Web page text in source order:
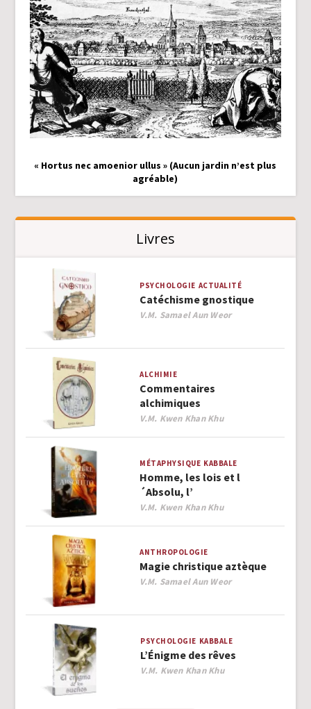
« Hortus nec amoenior ullus » (Aucun jardin n’est plus
agréable)
Livres
PSYCHOLOGIE ACTUALITÉ
Catéchisme gnostique
Author
V.M. Samael Aun Weor
ALCHIMIE
Commentaires
alchimiques
Author
V.M. Kwen Khan Khu
MÉTAPHYSIQUE KABBALE
Homme, les lois et l
´Absolu, l’
Author
V.M. Kwen Khan Khu
ANTHROPOLOGIE
Magie christique aztèque
Author
V.M. Samael Aun Weor
PSYCHOLOGIE KABBALE
L’Énigme des rêves
Author
V.M. Kwen Khan Khu